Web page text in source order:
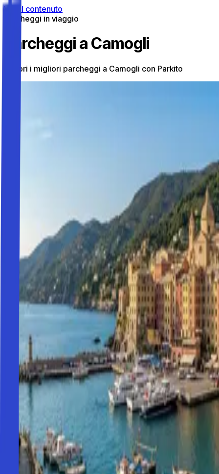
Vai al contenuto
Parcheggi in viaggio
Parcheggi a Camogli
Scopri i migliori parcheggi a Camogli con Parkito